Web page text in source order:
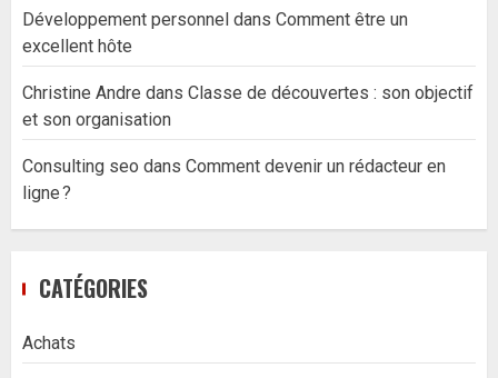
Développement personnel dans Comment être un
excellent hôte
Christine Andre dans Classe de découvertes : son objectif
et son organisation
Consulting seo dans Comment devenir un rédacteur en
ligne ?
CATÉGORIES
Achats